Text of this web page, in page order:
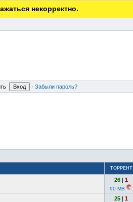
некорректно.
· Забыли пароль?
ТОРРЕНТ
26 | 1
90 MB
25 | 1